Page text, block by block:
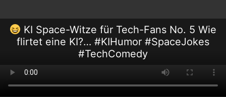
KI Space-Witze für Tech-Fans No. 5 Wie
flirtet eine KI?… #KIHumor #SpaceJokes
#TechComedy